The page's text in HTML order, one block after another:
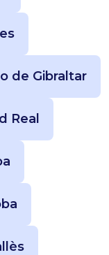
de Gibraltar
Real